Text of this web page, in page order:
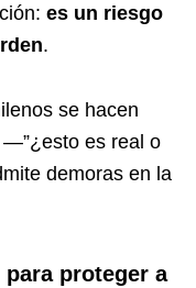
es un riesgo
.
se hacen
es real o
demoras en la
proteger a